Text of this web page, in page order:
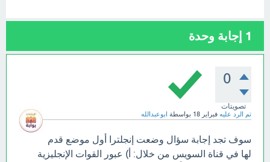
1 إجابة وحدة
0
تصويتات
تم الرد عليه فبراير 18 بواسطة ابوعبدالله
سوف تجد إجابة سؤال وضعت إنجلترا أول موضع قدم
لها في قناة السويس من خلال: أ) عبور القوات الإنجليزية